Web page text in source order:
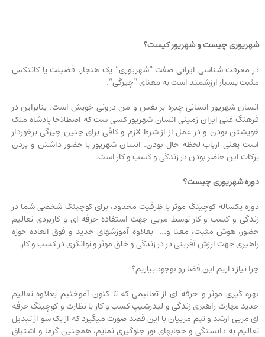
شهریوری چیست و شهریور کیست؟
در معرفت شناسی ایرانی صفت “شهریوری” یک هنجار، فضیلت یا کانتکس
مثبت بسیار ارزشمند است به معنای “چیرگی”.
انسان شهریور انسانی چیره بر نفس و من درونی خویش است. بنابراین در
فرهنگ غنی ایران زمینی انسان شهریور کسی ست که اصطلاحا پادشاه ملک
خویشتن بودن و در عمل از از شرط لازم و کافی برای چنین چیرگی برخوردار
است یعنی ارباب لحظه حال بودن. انسان شهریور با حضور داشتن و بردن
برکات این حاضر بودن در زندگی و کسب و کار است.
دوره شهریوری چیست؟
دوره یکساله کوچینگ موثر با ظرفیت محدود، برای کوچینگ شخصی شما در
زندگی و کسب و کار توسط مربی جهت استفاده حرفه ای و کاربردی تعالیم
حضور، هوش مثبت، معنا و… بعلاوه آموزشهای جدید و فوق العاده حوزه
راهبری جهت ارزش آفرینی در در زندگی و خلق موثر و توانگری در کسب و کار.
چرا نیاز داریم این فضا رو بوجود بیاریم؟
بهره گیری موثر و حرفه ای از تعالیمی که تا کنون آموختیم بعلاوه تعالیم
جدید مهارت راهبری زندگی و لیدرشیپ کسب و کار با نظارت و کوچینگ حرفه
ای مربی ارشد و تیم مربیان با این قصد صورت میگیرد که از یک سو از تبدیل
تعالیم به دانستگی و حجابهای نور جلوگیری نمایم، همچنین گرما و اشتیاق